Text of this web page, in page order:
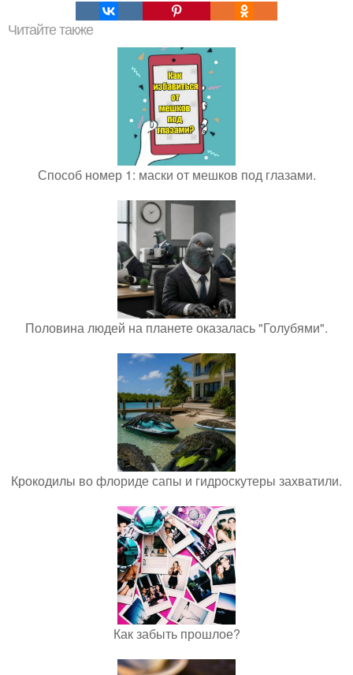
Читайте также
Способ номер 1: маски от мешков под глазами.
Половина людей на планете оказалась "Голубями".
Крокодилы во флориде сапы и гидроскутеры захватили.
Как забыть прошлое?